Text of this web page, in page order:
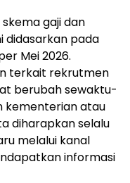
gaji dan
didasarkan pada
Mei 2026.
terkait rekrutmen
berubah sewaktu-
kementerian atau
diharapkan selalu
melalui kanal
informasi